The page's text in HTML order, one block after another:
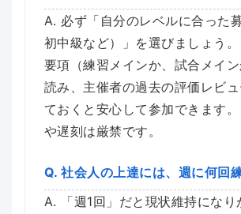
A. 必ず「自分のレベルに合った
初中級など）」を選びましょう
要項（練習メインか、試合メイン
読み、主催者の過去の評価レビ
ておくと安心して参加できます
や遅刻は厳禁です。
Q. 社会人の上達には、週に何回
A. 「週1回」だと現状維持になり